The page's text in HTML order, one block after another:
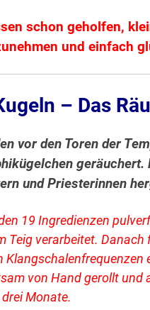
schon geholfen,
und einfach
– Das
vor den Toren der
und Priesterinnen
19 Ingredienzen
Teig verarbeitet.
von Hand gerollt
Monate.